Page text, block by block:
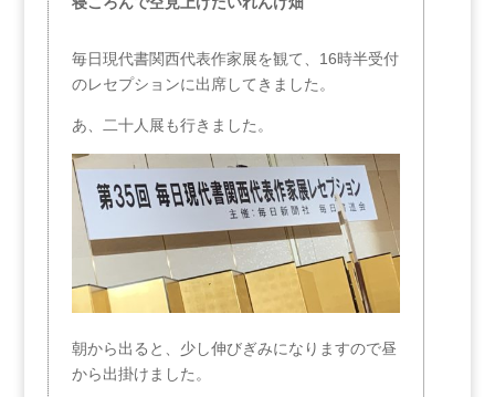
毎日現代書関西代表作家展を観て、16時半受付
のレセプションに出席してきました。
あ、二十人展も行きました。
朝から出ると、少し伸びぎみになりますので昼
から出掛けました。